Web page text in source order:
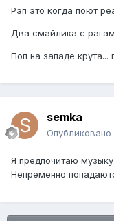
Рэп это когда поют
Два смайлика с
Поп на западе
semka
Опубликовано
Я предпочитаю
Непременно